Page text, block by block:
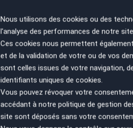
Nous utilisons des cookies ou des
l'analyse des performances de notre
Ces cookies nous permettent
et de la validation de votre ou de vos
sont celles issues de votre navigation,
identifiants uniques de cookies.
Vous pouvez révoquer votre
accédant à notre politique de gestion
site sont déposés sans votre